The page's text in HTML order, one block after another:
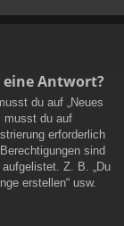
eine Antwort?
du auf „Neues
musst du auf
erforderlich
sind
Z. B. „Du
erstellen“ usw.